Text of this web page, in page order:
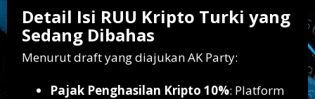
Detail Isi RUU Kripto Turki yang
Sedang Dibahas
Menurut draft yang diajukan AK Party:
Pajak Penghasilan Kripto 10%: Platform